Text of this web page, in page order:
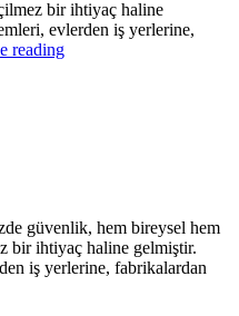
bir ihtiyaç haline
evlerden iş yerlerine,
reading
güvenlik, hem bireysel hem
bir ihtiyaç haline gelmiştir.
iş yerlerine, fabrikalardan